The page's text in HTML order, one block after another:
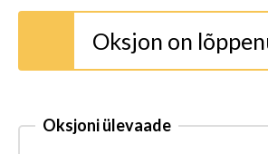
Oksjon on
Oksjoni ülevaade